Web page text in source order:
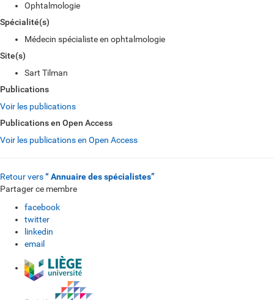
Ophtalmologie
Spécialité(s)
Médecin spécialiste en ophtalmologie
Site(s)
Sart Tilman
Publications
Voir les publications
Publications en Open Access
Voir les publications en Open Access
Retour vers“ Annuaire des spécialistes”
Partager ce membre
facebook
twitter
linkedin
email